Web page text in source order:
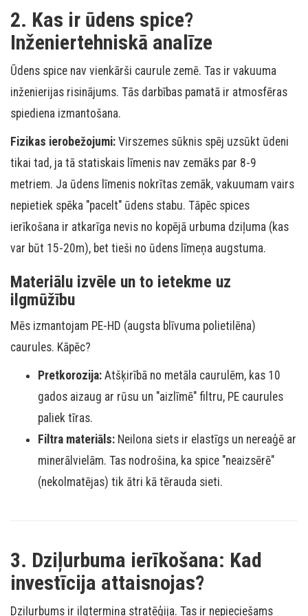
2. Kas ir ūdens spice?
Inženiertehniskā analīze
Ūdens spice nav vienkārši caurule zemē. Tas ir vakuuma
inženierijas risinājums. Tās darbības pamatā ir atmosfēras
spiediena izmantošana.
Fizikas ierobežojumi: Virszemes sūknis spēj uzsūkt ūdeni
tikai tad, ja tā statiskais līmenis nav zemāks par 8-9
metriem. Ja ūdens līmenis nokrītas zemāk, vakuumam vairs
nepietiek spēka "pacelt" ūdens stabu. Tāpēc spices
ierīkošana ir atkarīga nevis no kopējā urbuma dziļuma (kas
var būt 15-20m), bet tieši no ūdens līmeņa augstuma.
Materiālu izvēle un to ietekme uz
ilgmūžību
Mēs izmantojam PE-HD (augsta blīvuma polietilēna)
caurules. Kāpēc?
Pretkorozija: Atšķirībā no metāla caurulēm, kas 10
gados aizaug ar rūsu un "aizlīmē" filtru, PE caurules
paliek tīras.
Filtra materiāls: Neilona siets ir elastīgs un nereaģē ar
minerālvielām. Tas nodrošina, ka spice "neaizsērē"
(nekolmatējas) tik ātri kā tērauda sieti.
3. Dziļurbuma ierīkošana: Kad
investīcija attaisnojas?
Dziļurbums ir ilgtermiņa stratēģija. Tas ir nepieciešams